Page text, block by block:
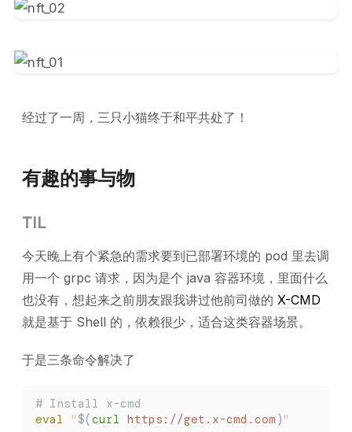
经过了一周，三只小猫终于和平共处了！
有趣的事与物
TIL
今天晚上有个紧急的需求要到已部署环境的 pod 里去调
用一个 grpc 请求，因为是个 java 容器环境，里面什么
也没有，想起来之前朋友跟我讲过他前司做的 X-CMD
就是基于 Shell 的，依赖很少，适合这类容器场景。
于是三条命令解决了
# Install x-cmd
eval " $(curl https://get.x-cmd.com ) "